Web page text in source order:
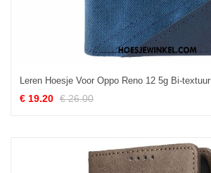
Leren Hoesje Voor Oppo Reno 12 5g Bi-textuur
€ 19.20 € 26.00